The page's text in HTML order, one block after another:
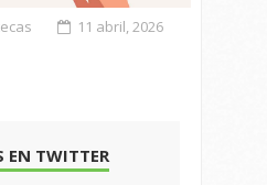
11 abril, 2026
EN TWITTER